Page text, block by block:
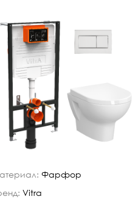
Фарфор
Vitra